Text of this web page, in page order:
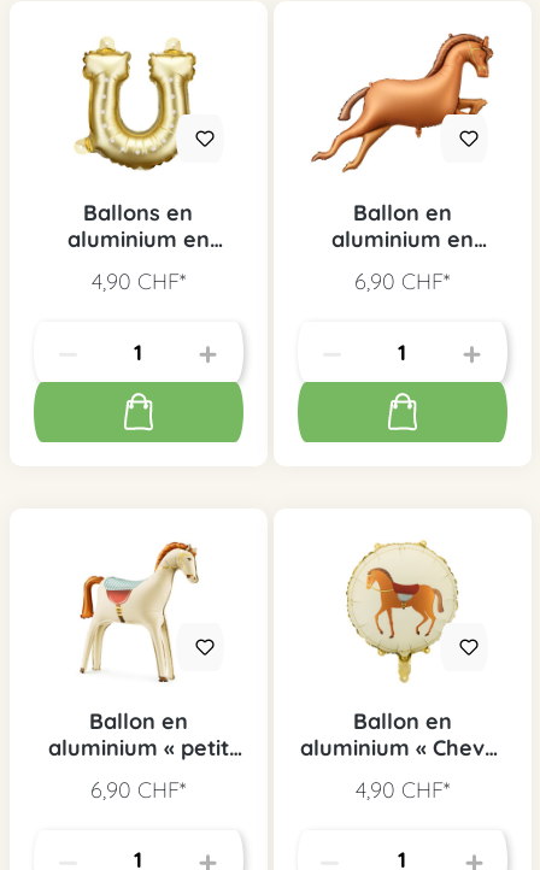
Ballons en
aluminium en
cheval, 3 pièces
4,90 CHF*
Ballon en
aluminium en
pièce
6,90 CHF*
Ballon en
aluminium « petit
6,90 CHF*
Ballon en
aluminium « Cheval
4,90 CHF*